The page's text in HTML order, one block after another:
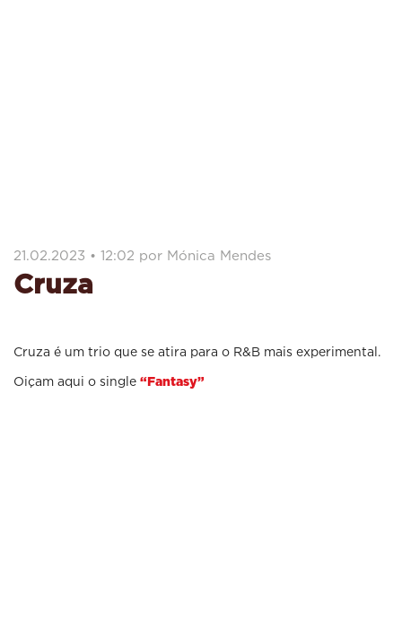
21.02.2023 • 12:02 por Mónica Mendes
Cruza
Cruza é um trio que se atira para o R&B mais experimental.
Oiçam aqui o single “Fantasy”